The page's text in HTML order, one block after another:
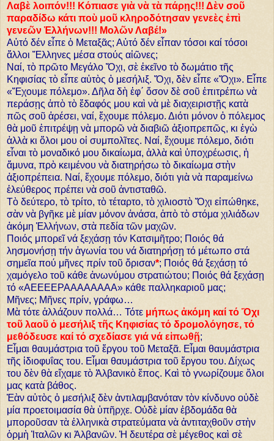
Λαβὲ λοιπόν!!! Κόπιασε γιὰ νὰ τὰ πάρῃς!!! Δὲν σοῦ
παραδίδω κάτι ποὺ μοῦ κληροδότησαν γενεὲς ἐπὶ
γενεῶν Ἑλλήνων!!! Μολῶν Λαβέ!»
Αὐτό δέν εἶπε ὁ Μεταξᾶς; Αὐτό δέν εἶπαν τόσοι καί τόσοι
ἄλλοι Ἕλληνες μέσα στούς αἰῶνες;
Ναί, τὸ πρῶτο Μεγάλο Ὄχι, σὲ ἐκεῖνο τὸ δωμάτιο τῆς
Κηφισίας τὸ εἶπε αὐτὸς ὁ μεσήλιξ. Ὄχι, δὲν εἶπε «Ὄχι». Εἶπε
«Ἔχουμε πόλεμο». Δῆλα δὴ ἐφ΄ ὅσον δὲ σοῦ ἐπιτρέπω νὰ
περάσῃς ἀπὸ τὸ ἔδαφός μου καὶ νὰ μὲ διαχειριστῇς κατὰ
πῶς σοῦ ἀρέσει, ναί, ἔχουμε πόλεμο. Διότι μόνον ὁ πόλεμος
θὰ μοῦ ἐπιτρέψῃ νὰ μπορῶ νὰ διαβιῶ ἀξιοπρεπῶς, κι ἐγὼ
ἀλλὰ κι ὅλοι μου οἱ συμπολῖτες. Ναί, ἔχουμε πόλεμο, διότι
εἶναι τὸ μοναδικό μου δικαίωμα, ἀλλὰ καὶ ὑποχρέωσις, ἡ
ἄμυνα, πρὸ κειμένου νὰ διατηρήσω τὸ δικαίωμα στὴν
ἀξιοπρέπεια. Ναί, ἔχουμε πόλεμο, διότι γιὰ νὰ παραμείνω
ἐλεύθερος πρέπει νὰ σοῦ ἀντισταθῶ.
Τὸ δεύτερο, τὸ τρίτο, τὸ τέταρτο, τὸ χιλιοστὸ Ὄχι εἰπώθηκε,
σὰν νὰ βγῆκε μὲ μίαν μόνον ἀνάσα, ἀπὸ τὸ στόμα χιλιάδων
ἀκόμη Ἑλλήνων, στὰ πεδία τῶν μαχῶν.
Ποιός μπορεῖ νά ξεχάσῃ τόν Κατσιμῆτρο; Ποιός θά
λησμονήσῃ τήν ἀγωνία του νά διατηρήσῃ τό μέτωπο στά
σημεῖα πού μῆνες πρίν τοῦ ὅρισαν*; Ποιός θά ξεχάσῃ τό
χαμόγελο τοῦ κάθε ἀνωνύμου στρατιώτου; Ποιός θά ξεχάσῃ
τό «ΑΕΕΕΕΡΑΑΑΑΑΑΑΑ» κάθε παλληκαριοῦ μας;
Μῆνες; Μῆνες πρίν, γράφω…
Μὰ τότε ἀλλάζουν πολλά… Τότε μήπως ἀκόμη καί τό Ὄχι
τοῦ λαοῦ ὁ μεσήλιξ τῆς Κηφισίας τό δρομολόγησε, τό
μεθόδευσε καί τό σχεδίασε γιά νά εἰπωθῇ;
Εἶμαι θαυμάστρια τοῦ ἔργου τοῦ Μεταξᾶ. Εἶμαι θαυμάστρια
τῆς ἰδιοφυΐας του. Εἶμαι θαυμάστρια τοῦ ἔργου του. Δίχως
του δὲν θὰ εἴχαμε τὸ Ἀλβανικὸ ἔπος. Καὶ τὸ γνωρίζουμε ὅλοι
μας κατὰ βάθος.
Ἐὰν αὐτὸς ὁ μεσήλιξ δὲν ἀντιλαμβανόταν τὸν κίνδυνο οὐδὲ
μία προετοιμασία θὰ ὑπῆρχε. Οὐδὲ μίαν ἑβδομάδα θὰ
μποροῦσαν τὰ ἑλληνικὰ στρατεύματα νὰ ἀντιταχθοῦν στὴν
ὁρμὴ Ἰταλῶν κι Ἀλβανῶν. Ἡ δευτέρα σὲ μέγεθος καὶ σὲ